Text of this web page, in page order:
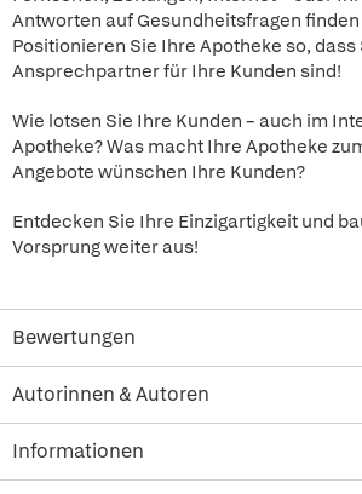
Antworten auf Gesundheitsfragen
Positionieren Sie Ihre Apotheke so, dass
Ansprechpartner für Ihre Kunden sind!
Wie lotsen Sie Ihre Kunden – auch im
Apotheke? Was macht Ihre Apotheke
Angebote wünschen Ihre Kunden?
Entdecken Sie Ihre Einzigartigkeit und
Vorsprung weiter aus!
Bewertungen
Autorinnen & Autoren
Informationen